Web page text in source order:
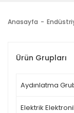
Anasayfa
Ürün Grupları
Aydınlatma
Elektrik